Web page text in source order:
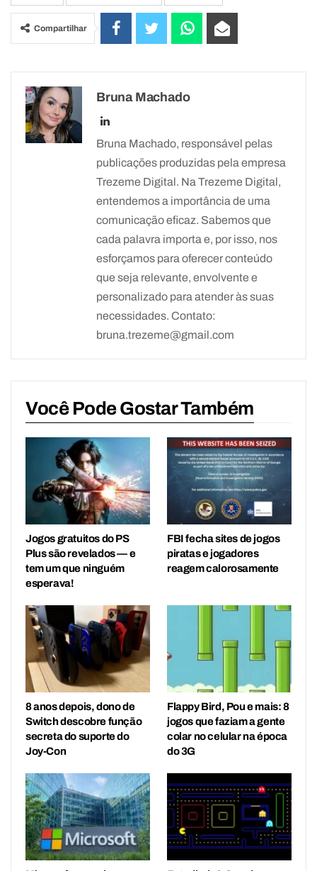
Compartilhar
Bruna Machado
Bruna Machado, responsável pelas
publicações produzidas pela empresa
Trezeme Digital. Na Trezeme Digital,
entendemos a importância de uma
comunicação eficaz. Sabemos que
cada palavra importa e, por isso, nos
esforçamos para oferecer conteúdo
que seja relevante, envolvente e
personalizado para atender às suas
necessidades. Contato:
bruna.trezeme@gmail.com
Você Pode Gostar Também
Jogos gratuitos do PS
Plus são revelados — e
tem um que ninguém
esperava!
FBI fecha sites de jogos
piratas e jogadores
reagem calorosamente
8 anos depois, dono de
Switch descobre função
secreta do suporte do
Joy-Con
Flappy Bird, Pou e mais: 8
jogos que faziam a gente
colar no celular na época
do 3G